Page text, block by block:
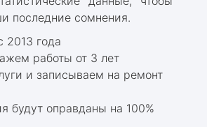
последние сомнения.
2013 года
работы от 3 лет
и записываем на ремонт
будут оправданы на 100%